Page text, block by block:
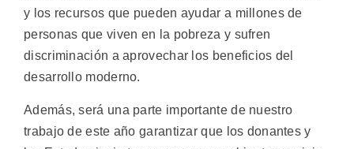
y los recursos que pueden ayudar a millones de
personas que viven en la pobreza y sufren
discriminación a aprovechar los beneficios del
desarrollo moderno.
Además, será una parte importante de nuestro
trabajo de este año garantizar que los donantes y